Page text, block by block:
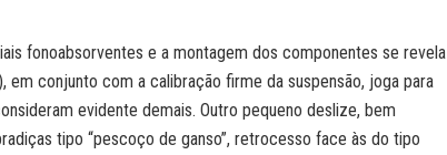
fonoabsorventes e a montagem dos componentes se revela
conjunto com a calibração firme da suspensão, joga para
evidente demais. Outro pequeno deslize, bem
tipo “pescoço de ganso”, retrocesso face às do tipo